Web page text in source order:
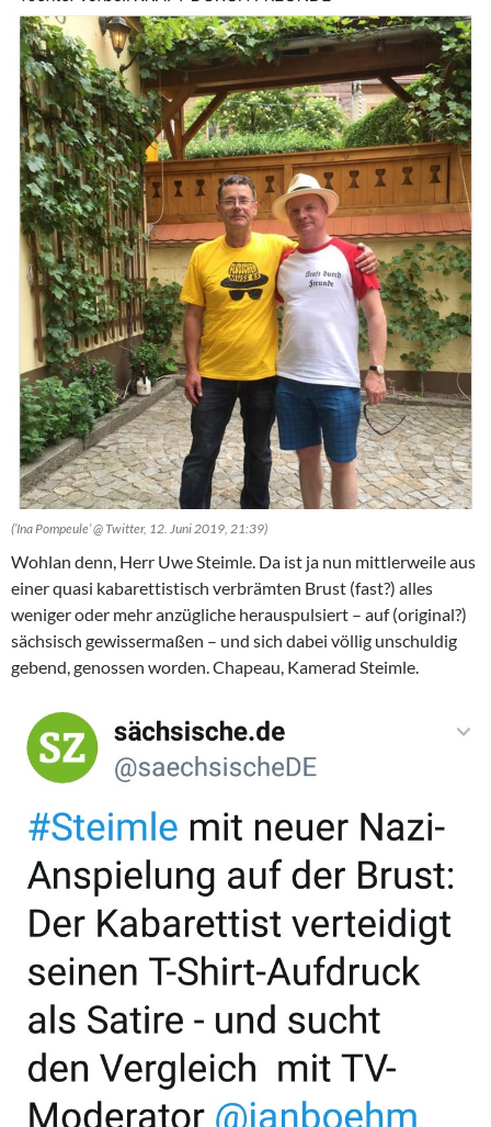
(’Ina Pompeule’ @ Twitter, 12. Juni 2019, 21:39)
Wohlan denn, Herr Uwe Steimle. Da ist ja nun mittlerweile aus
einer quasi kabarettistisch verbrämten Brust (fast?) alles
weniger oder mehr anzügliche herauspulsiert – auf (original?)
sächsisch gewissermaßen – und sich dabei völlig unschuldig
gebend, genossen worden. Chapeau, Kamerad Steimle.